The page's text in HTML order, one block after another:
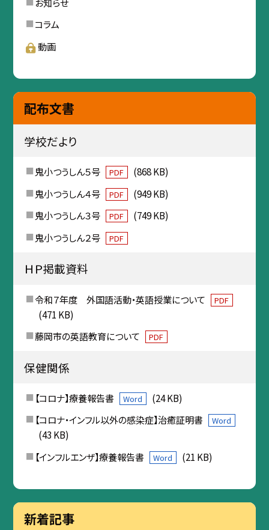
コラム
動画
配布文書
学校だより
鬼小つうしん５号 PDF
(868 KB)
鬼小つうしん４号
PDF
(949 KB)
鬼小つうしん３号
PDF
(749 KB)
鬼小つうしん２号
PDF
ＨＰ掲載資料
令和７年度 外国語活動・英語授業について PDF
(471 KB)
藤岡市の英語教育について
PDF
保健関係
【コロナ】療養報告書 Word
(24 KB)
【コロナ・インフル以外の感染症】治癒証明書
Word
(43 KB)
【インフルエンザ】療養報告書
Word (21 KB)
新着記事